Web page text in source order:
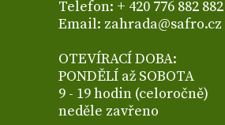
Telefon: + 420 776 882 882
Email: zahrada@safro.cz
OTEVÍRACÍ DOBA:
PONDĚLÍ až SOBOTA
9 - 19 hodin (celoročně)
neděle zavřeno